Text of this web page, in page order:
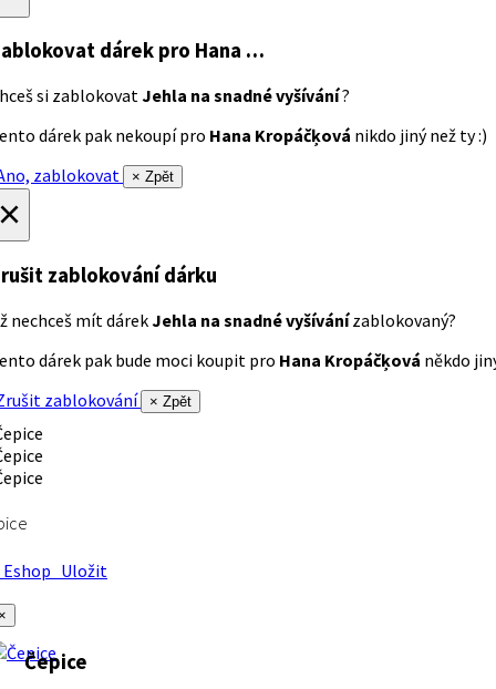
dárek pro Hana …
si zablokovatJehla na snadné vyšívání?
dárek pak nekoupí pro Hana Kropáčķová nikdo jiný než ty :)
zablokovat
× Zpět
zablokování dárku
nechceš mít dárekJehla na snadné vyšívánízablokovaný?
dárek pak bude moci koupit pro Hana Kropáčķová někdo
zablokování
× Zpět
Uložit
Čepice